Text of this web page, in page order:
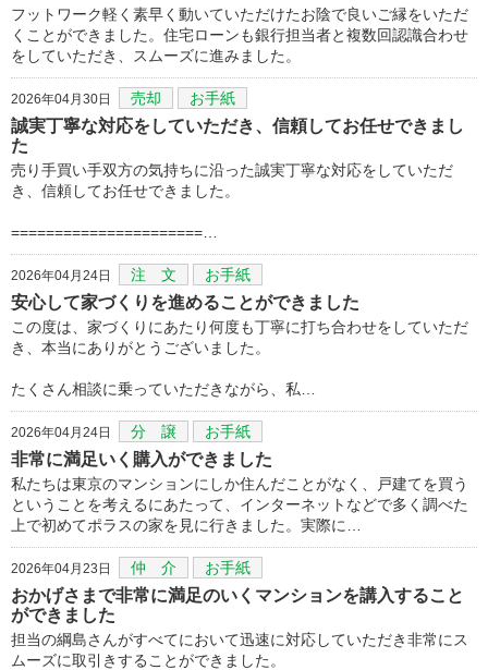
フットワーク軽く素早く動いていただけたお陰で良いご縁をいただ
くことができました。住宅ローンも銀行担当者と複数回認識合わせ
をしていただき、スムーズに進みました。
2026年04月30日 売却 お手紙
誠実丁寧な対応をしていただき、信頼してお任せできまし
た
売り手買い手双方の気持ちに沿った誠実丁寧な対応をしていただ
き、信頼してお任せできました。
======================…
2026年04月24日 注 文 お手紙
安心して家づくりを進めることができました
この度は、家づくりにあたり何度も丁寧に打ち合わせをしていただ
き、本当にありがとうございました。
たくさん相談に乗っていただきながら、私…
2026年04月24日 分 譲 お手紙
非常に満足いく購入ができました
私たちは東京のマンションにしか住んだことがなく、戸建てを買う
ということを考えるにあたって、インターネットなどで多く調べた
上で初めてポラスの家を見に行きました。実際に…
2026年04月23日 仲 介 お手紙
おかげさまで非常に満足のいくマンションを講入すること
ができました
担当の綱島さんがすべてにおいて迅速に対応していただき非常にス
ムーズに取引きすることができました。